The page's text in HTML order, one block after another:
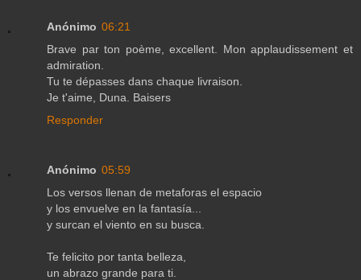
Anónimo 06:21
Brave par ton poème, excellent. Mon applaudissement et
admiration.
Tu te dépasses dans chaque livraison.
Je t'aime, Duna. Baisers
Responder
Anónimo 05:59
Los versos llenan de metaforas el espacio
y los envuelve en la fantasía...
y surcan el viento en su busca.
Te felicito por tanta belleza,
un abrazo grande para ti.